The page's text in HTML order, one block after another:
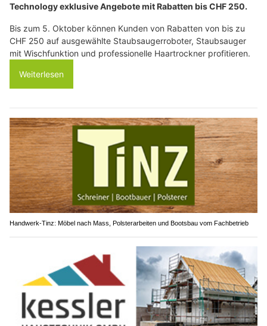
Technology exklusive Angebote mit Rabatten bis CHF 250.
Bis zum 5. Oktober können Kunden von Rabatten von bis zu
CHF 250 auf ausgewählte Staubsaugerroboter, Staubsauger
mit Wischfunktion und professionelle Haartrockner profitieren.
Weiterlesen
Handwerk-Tinz: Möbel nach Mass, Polsterarbeiten und Bootsbau vom Fachbetrieb